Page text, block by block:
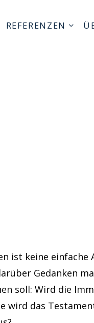
REFERENZEN
ist keine
Gedanken
soll: Wird die
wird das